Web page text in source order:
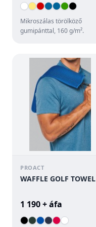
Mikroszálas törölköző
gumipánttal, 160 g/m².
PROACT
WAFFLE GOLF TOWEL
1 190 + áfa